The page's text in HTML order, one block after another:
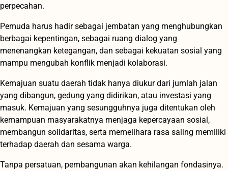
perpecahan.
Pemuda harus hadir sebagai jembatan yang menghubungkan
berbagai kepentingan, sebagai ruang dialog yang
menenangkan ketegangan, dan sebagai kekuatan sosial yang
mampu mengubah konflik menjadi kolaborasi.
Kemajuan suatu daerah tidak hanya diukur dari jumlah jalan
yang dibangun, gedung yang didirikan, atau investasi yang
masuk. Kemajuan yang sesungguhnya juga ditentukan oleh
kemampuan masyarakatnya menjaga kepercayaan sosial,
membangun solidaritas, serta memelihara rasa saling memiliki
terhadap daerah dan sesama warga.
Tanpa persatuan, pembangunan akan kehilangan fondasinya.